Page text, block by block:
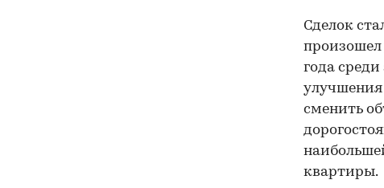
Сделок
произошел
года
сменить
квартиры.